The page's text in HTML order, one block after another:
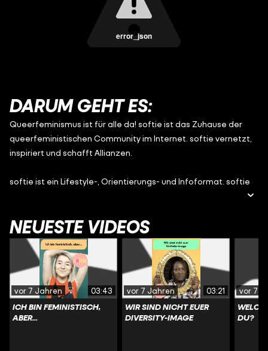
error_json
DARUM GEHT ES:
Queerfeminismus ist für alle da! softie ist das Zuhause der
queerfeministischen Community im Internet. softie vernetzt,
inspiriert und schafft Allianzen.
softie ist ein Lifestyle-, Orientierungs- und Infoformat. softie
kennt die neuesten Trends, lässt ihre größten Modecrushes zu
Mainstream, sodass endlich alle mitreden können!
Queerfeminismus prägt den Puls der Zeit. Daher erzählt softie
immer aus dieser Perspektive. So holt das Format alle ab, die
sich schon längst mit Feminismus beschäftigen, sowie
diejenigen, die das bislang noch nicht tun – sich aber dafür
interessieren, was bei queeren und feministischen
NEUESTE VIDEOS
03:43
vor 7 Jahren
ICH BIN FEMINISTISCH,
ABER...
03:21
vor 7 Jahren
WIR SIND NICHT EUER
DIVERSITY-IMAGE
vor 7
DU?